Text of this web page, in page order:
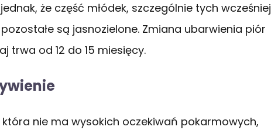
że część młódek, szczególnie tych wcześniej
są jasnozielone. Zmiana ubarwienia piór
trwa od 12 do 15 miesięcy.
nie ma wysokich oczekiwań pokarmowych,